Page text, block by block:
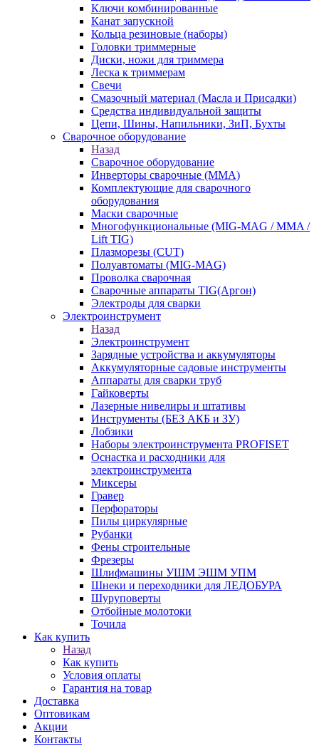
Ключи комбинированные
Канат запускной
Кольца резиновые (наборы)
Головки триммерные
Диски, ножи для триммера
Леска к триммерам
Свечи
Смазочный материал (Масла и Присадки)
Средства индивидуальной защиты
Цепи, Шины, Напильники, ЗиП, Бухты
Сварочное оборудование
Назад
Сварочное оборудование
Инверторы сварочные (ММА)
Комплектующие для сварочного
оборудования
Маски сварочные
Многофункциональные (MIG-MAG / MMA /
Lift TIG)
Плазморезы (CUT)
Полуавтоматы (МIG-MAG)
Проволка сварочная
Сварочные аппараты TIG(Аргон)
Электроды для сварки
Электроинструмент
Назад
Электроинструмент
Зарядные устройства и аккумуляторы
Аккумуляторные садовые инструменты
Аппараты для сварки труб
Гайковерты
Лазерные нивелиры и штативы
Инструменты (БЕЗ АКБ и ЗУ)
Лобзики
Наборы электроинструмента PROFISET
Оснастка и расходники для
электроинструмента
Миксеры
Гравер
Перфораторы
Пилы циркулярные
Рубанки
Фены строительные
Фрезеры
Шлифмашины УШМ ЭШМ УПМ
Шнеки и переходники для ЛЕДОБУРА
Шуруповерты
Отбойные молотоки
Точила
Как купить
Назад
Как купить
Условия оплаты
Гарантия на товар
Доставка
Оптовикам
Акции
Контакты